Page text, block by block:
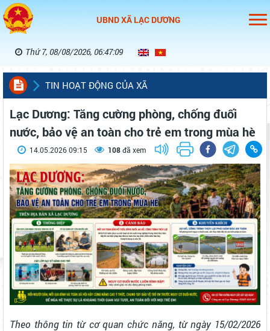
UBND XÃ LẠC DƯƠNG
Thứ 7, 08/08/2026, 06:47:10
TIN HOẠT ĐỘNG CỦA XÃ
Lạc Dương: Tăng cường phòng, chống đuối
nước, bảo vệ an toàn cho trẻ em trong mùa hè
14.05.2026 09:15 108đã xem
Theo thông tin từ cơ quan chức năng, từ ngày 15/02/2026